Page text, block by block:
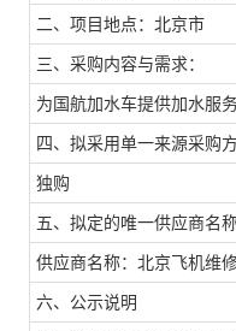
二、项目地点：北京市
三、采购内容与需求：
为国航加水车提供加水服务
四、拟采用单一来源采购
独购
五、拟定的唯一供应商名
供应商名称：北京飞机维
六、公示说明